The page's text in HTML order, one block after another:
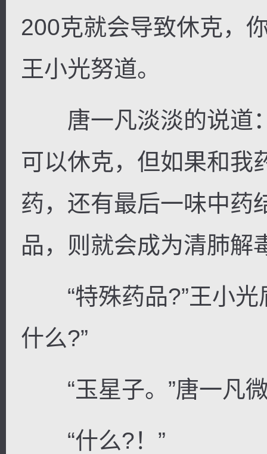
200克就会导致休克，
王小光努道。
唐一凡淡淡的说道：
可以休克，但如果和我
药，还有最后一味中药
品，则就会成为清肺解
“特殊药品?”王小光
什么?”
“玉星子。”唐一凡
“什么?！”